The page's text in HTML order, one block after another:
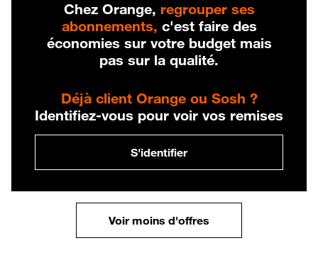
Chez Orange, regrouper ses
abonnements, c'est faire des
économies sur votre budget mais
pas sur la qualité.
Déjà client Orange ou Sosh ?
Identifiez-vous pour voir vos remises
S'identifier
Voir moins d'offres